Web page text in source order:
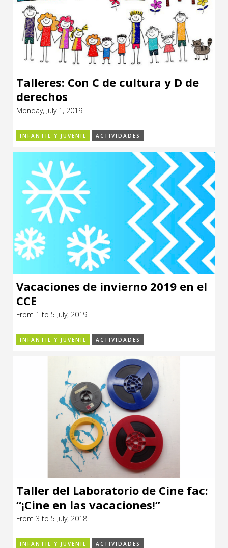
Talleres: Con C de cultura y D de
derechos
Monday, July 1, 2019.
INFANTIL Y JUVENIL ACTIVIDADES
Vacaciones de invierno 2019 en el
CCE
From 1 to 5 July, 2019.
INFANTIL Y JUVENIL ACTIVIDADES
Taller del Laboratorio de Cine fac:
“¡Cine en las vacaciones!”
From 3 to 5 July, 2018.
INFANTIL Y JUVENIL ACTIVIDADES